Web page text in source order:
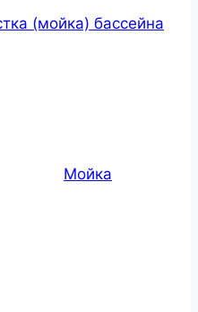
(мойка) бассейна
Мойка